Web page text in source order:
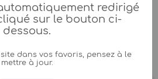
redirigé
sur le bouton ci-
dessous.
site dans vos favoris, pensez à le
mettre à jour.